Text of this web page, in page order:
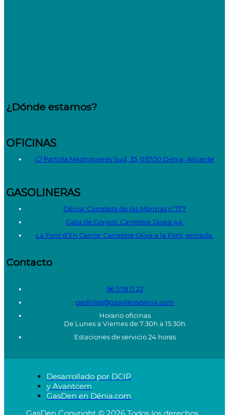
¿Dónde estamos?
OFICINAS
C/ Partida Madrigueres Sud, 35, 03700 Dénia, Alicante
GASOLINERAS
Dénia: Carretera de las Marinas nº177
Gata de Gorgos: Carretera Jávea 44.
La Font d’En Carrós: Carretera Oliva a la Font, entrada.
Contacto
96 578 11 22
pedidos@gasoleosdenia.com
Horario oficinas
De Lunes a Viernes de 7:30h a 15:30h
Estaciones de servicio 24 horas
Desarrollado por DCIP
y Avantcem
GasDen en Dénia.com